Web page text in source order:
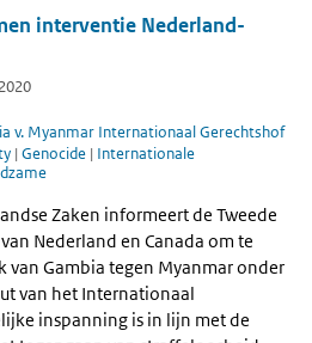
interventie Nederland-
v. Myanmar Internationaal Gerechtshof
| Genocide | Internationale
Zaken informeert de Tweede
Nederland en Canada om te
van Gambia tegen Myanmar onder
van het Internationaal
inspanning is in lijn met de